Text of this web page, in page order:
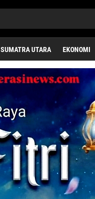
SUMATRA UTARA EKONOMI